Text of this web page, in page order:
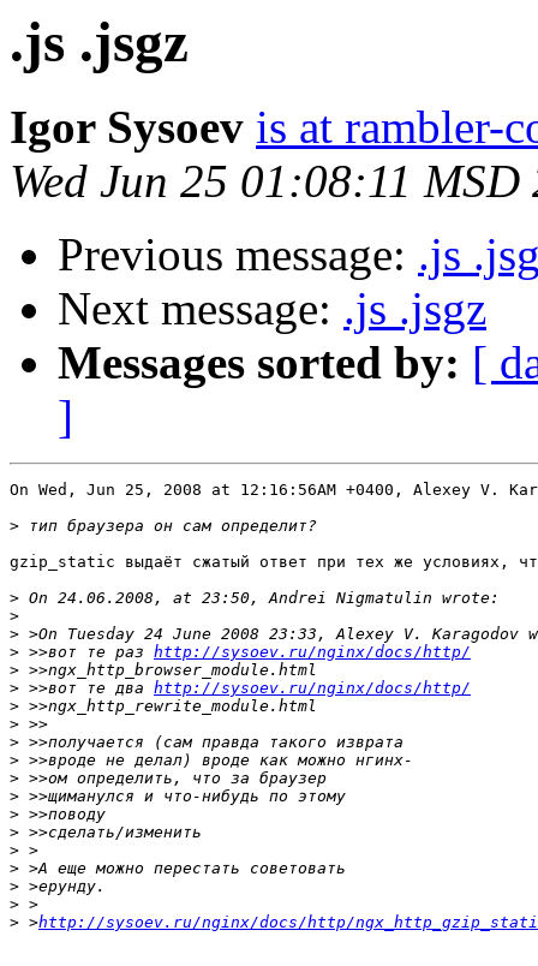
.js .jsgz
Igor Sysoev is at rambler-
Wed Jun 25 01:08:11 MSD
Previous message: .js
Next message: .js .jsgz
Messages sorted by: [
]
On Wed, Jun 25, 2008 at 12:16:56AM +0400, Alexey V.
>
gzip_static выдаёт сжатый ответ при тех же условиях,
>
>
>
> >>вот те раз http://sysoev.ru/nginx/docs/http/
>
> >>вот те два http://sysoev.ru/nginx/docs/http/
>
>
>
>
>
>
>
>
>
>
>
>
> >http://sysoev.ru/nginx/docs/http/